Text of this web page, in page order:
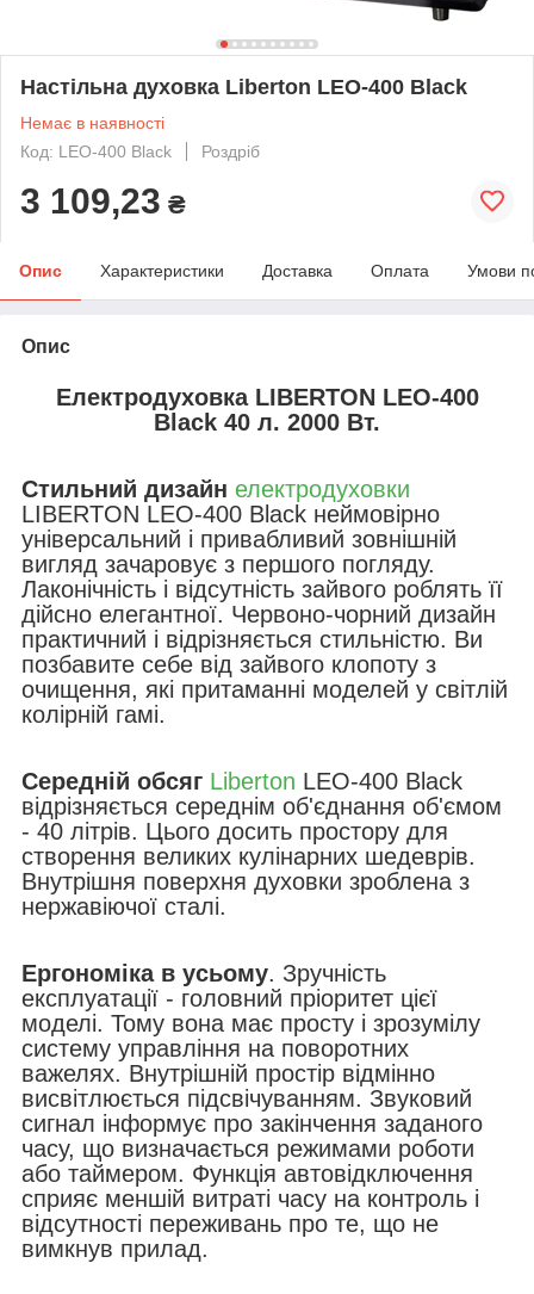
Настільна духовка Liberton LEO-400 Black
Немає в наявності
Код: LEO-400 Black
Роздріб
3 109,23 ₴
Опис Характеристики Доставка Оплата Умови
Опис
Електродуховка LIBERTON LEO-400
Black 40 л. 2000 Вт.
Стильний дизайн електродуховки
LIBERTON LEO-400 Black неймовірно
універсальний і привабливий зовнішній
вигляд зачаровує з першого погляду.
Лаконічність і відсутність зайвого роблять її
дійсно елегантної. Червоно-чорний дизайн
практичний і відрізняється стильністю. Ви
позбавите себе від зайвого клопоту з
очищення, які притаманні моделей у світлій
колірній гамі.
Середній обсяг Liberton LEO-400 Black
відрізняється середнім об'єднання об'ємом
- 40 літрів. Цього досить простору для
створення великих кулінарних шедеврів.
Внутрішня поверхня духовки зроблена з
нержавіючої сталі.
Ергономіка в усьому. Зручність
експлуатації - головний пріоритет цієї
моделі. Тому вона має просту і зрозумілу
систему управління на поворотних
важелях. Внутрішній простір відмінно
висвітлюється підсвічуванням. Звуковий
сигнал інформує про закінчення заданого
часу, що визначається режимами роботи
або таймером. Функція автовідключення
сприяє меншій витраті часу на контроль і
відсутності переживань про те, що не
вимкнув прилад.